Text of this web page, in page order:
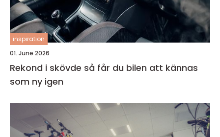
inspiration
01. June 2026
Rekond i skövde så får du bilen att kännas
som ny igen